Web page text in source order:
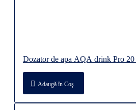
Dozator de apa AQA drink Pro
Adaugă în Coş